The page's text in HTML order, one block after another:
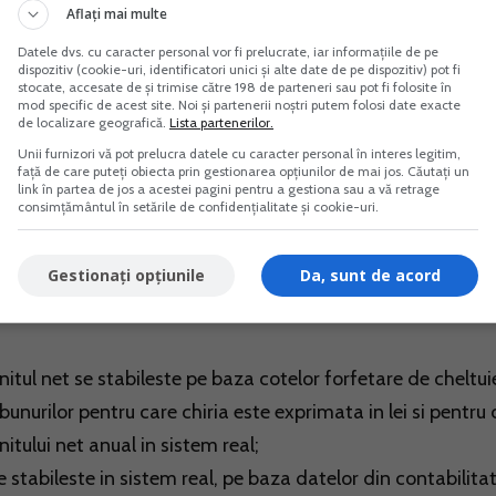
pot fi destul de greu de urmarit si chiar
de fiscalitate.
de venituri:
se stabileste in sistem real, pe baza datelor din
venitul net se stabileste in sistem real sau pe baza
pentru care impozitul se retine la sursa;
net se stabileste in sistem real, pe baza datelor din
net se stabileste pe baza cotelor forfetare de
pentru care chiria este exprimata in lei si pentru
net anual in sistem real;
in sistem real, pe baza datelor din
Aflați mai multe
Datele dvs. cu caracter personal vor fi prelucrate, iar informațiile de pe
dispozitiv (cookie-uri, identificatori unici și alte date de pe dispozitiv) pot fi
stocate, accesate de și trimise către 198 de parteneri sau pot fi folosite în
mod specific de acest site. Noi și partenerii noștri putem folosi date exacte
de localizare geografică. Lista partenerilor.
Unii furnizori vă pot prelucra datele cu caracter personal în interes legitim,
față de care puteți obiecta prin gestionarea opțiunilor de mai jos. Căutați un
link în partea de jos a acestei pagini pentru a gestiona sau a vă retrage
consimțământul în setările de confidențialitate și cookie-uri.
Da, sunt de acord
Gestionați opțiunile